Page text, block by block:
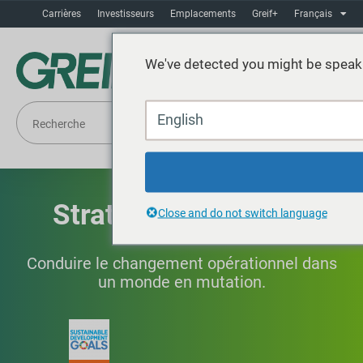
Carrières Investisseurs Emplacements Greif+ Français
Stratégie climatique
Conduire le changement opérationnel dans
un monde en mutation.
We've detected you might be
English
Close and do not switch language